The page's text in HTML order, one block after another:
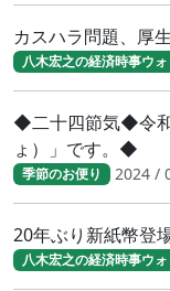
カスハラ問題、厚
八木宏之の経済時事ウ
◆二十四節気◆令
ょ）」です。◆
季節のお便り 2024 /
20年ぶり新紙幣登
八木宏之の経済時事ウ